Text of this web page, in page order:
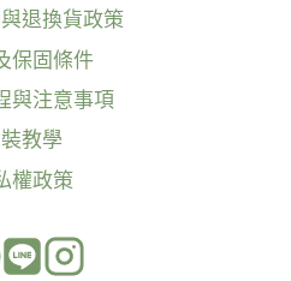
退換貨政策
保固條件
與注意事項
教學
權政策